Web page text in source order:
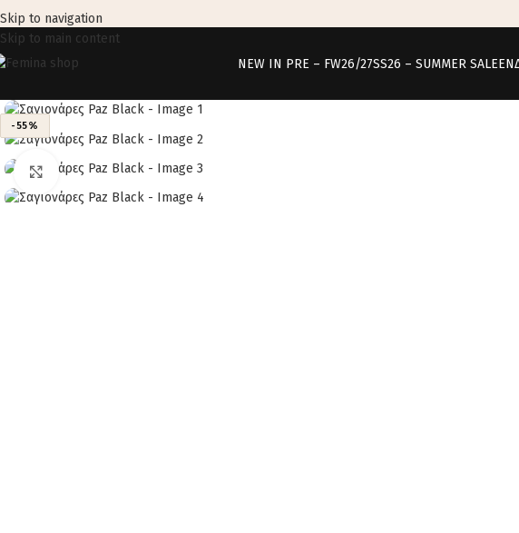
Skip to navigation
Skip to main content
NEW IN PRE – FW26/27SS26 – SUMMER SALE
-55%
Click to enlarge